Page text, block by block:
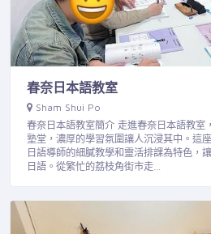
春奈日本語教室
Sham Shui Po
春奈日本語教室簡介 走進春奈日本語教室
塾堂，濃厚的學習氛圍讓人沉浸其中。這
日語導師的細膩教學和靈活排課為特色，
日語。從繁忙的荔枝角街市走…